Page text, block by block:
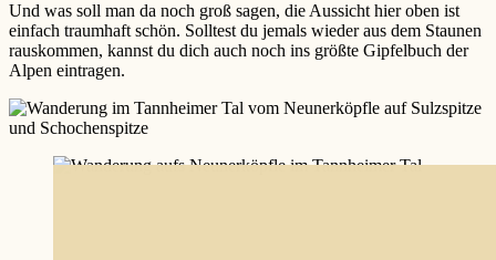
Und was soll man da noch groß sagen, die Aussicht hier oben ist
einfach traumhaft schön. Solltest du jemals wieder aus dem Staunen
rauskommen, kannst du dich auch noch ins größte Gipfelbuch der
Alpen eintragen.